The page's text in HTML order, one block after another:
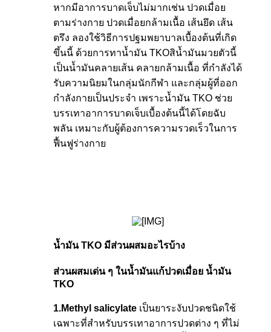
หากมีอาการบาดเจ็บไม่มากเช่น ปวดเมื่อย
ตามร่างกาย ปวดเมื่อยกล้ามเนื้อ เส้นยึด เส้น
ตรึง ลองใช้วิธีการปฐมพยาบาลเบื้องต้นที่เกิด
ขึ้นนี้ ด้วยการทาน้ำมัน TKOสิน้ำมันมวยตัวนี้
เป็นน้ำมันคลายเส้น คลายกล้ามเนื้อ ที่กำลังได้
รับความนิยมในกลุ่มนักกีฬา และกลุ่มผู้ที่ออก
กำลังกายเป็นประจำ เพราะน้ำมัน TKO ช่วย
บรรเทาอาการบาดเจ็บเบื้องต้นนี้ได้โดยฉับ
พลัน เหมาะกับผู้ต้องการความรวดเร็วในการ
ฟื้นฟูร่างกาย
น้ำมัน TKO มีส่วนผสมอะไรบ้าง
ส่วนผสมเด่น ๆ ในน้ำมันแก้ปวดเมื่อย น้ำมัน
TKO
1.Methyl salicylate เป็นยาระงับปวดชนิดใช้
เฉพาะที่สำหรับบรรเทาอาการปวดต่าง ๆ ที่ไม่